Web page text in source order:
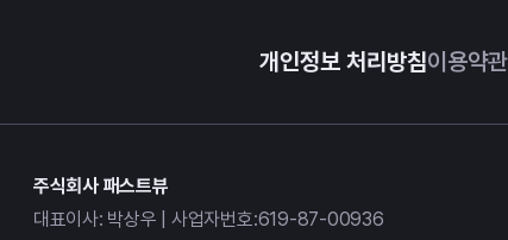
개인정보 처리방침이용약관
주식회사 패스트뷰
대표이사: 박상우 | 사업자번호:619-87-00936